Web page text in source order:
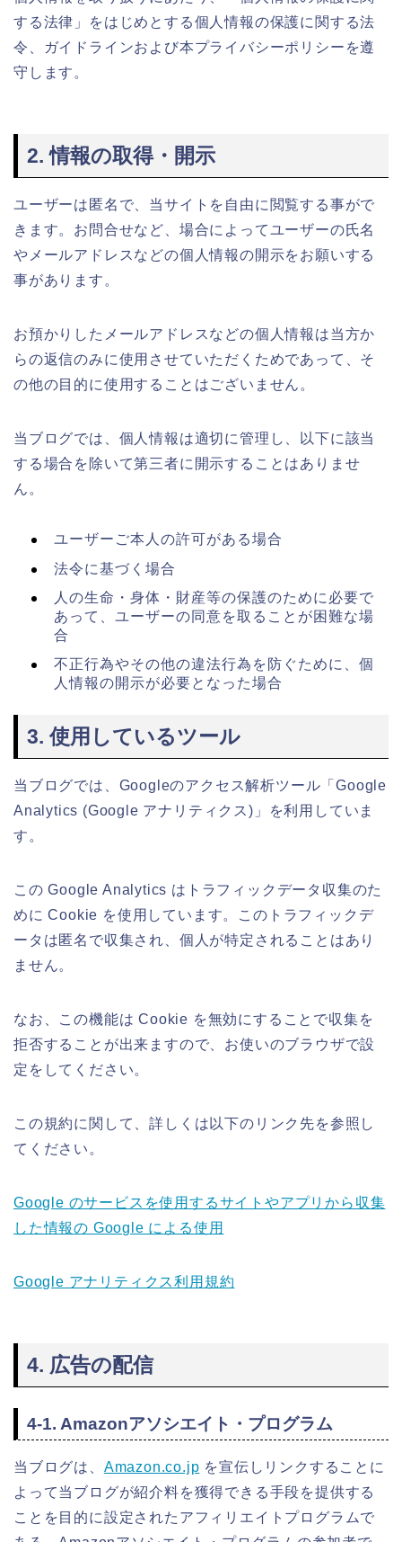
する法律」をはじめとする個人情報の保護に関する法
令、ガイドラインおよび本プライバシーポリシーを遵
守します。
2. 情報の取得・開示
ユーザーは匿名で、当サイトを自由に閲覧する事がで
きます。お問合せなど、場合によってユーザーの氏名
やメールアドレスなどの個人情報の開示をお願いする
事があります。
お預かりしたメールアドレスなどの個人情報は当方か
らの返信のみに使用させていただくためであって、そ
の他の目的に使用することはございません。
当ブログでは、個人情報は適切に管理し、以下に該当
する場合を除いて第三者に開示することはありませ
ん。
ユーザーご本人の許可がある場合
法令に基づく場合
人の生命・身体・財産等の保護のために必要で
あって、ユーザーの同意を取ることが困難な場
合
不正行為やその他の違法行為を防ぐために、個
人情報の開示が必要となった場合
3. 使用しているツール
当ブログでは、Googleのアクセス解析ツール「Google
Analytics (Google アナリティクス)」を利用していま
す。
この Google Analytics はトラフィックデータ収集のた
めに Cookie を使用しています。このトラフィックデ
ータは匿名で収集され、個人が特定されることはあり
ません。
なお、この機能は Cookie を無効にすることで収集を
拒否することが出来ますので、お使いのブラウザで設
定をしてください。
この規約に関して、詳しくは以下のリンク先を参照し
てください。
Google のサービスを使用するサイトやアプリから収集
した情報の Google による使用
Google アナリティクス利用規約
4. 広告の配信
4-1. Amazonアソシエイト・プログラム
当ブログは、 Amazon.co.jp を宣伝しリンクすることに
よって当ブログが紹介料を獲得できる手段を提供する
ことを目的に設定されたアフィリエイトプログラムで